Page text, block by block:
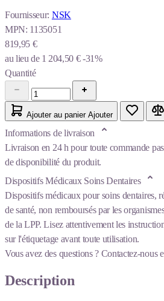
Fournisseur: NSK
MPN: 1135051
819,95 €
au lieu de 1 204,50 € -31%
Quantité
Ajouter au panier Ajouter
Informations de livraison
Livraison en 24 h pour toute commande
de disponibilité du produit.
Dispositifs Médicaux Soins Dentaires
Dispositifs médicaux pour soins dentaires,
de santé, non remboursés par les
de la LPP. Lisez attentivement les
sur l'étiquetage avant toute utilisation.
Vous avez des questions ? Contactez-nous
Description